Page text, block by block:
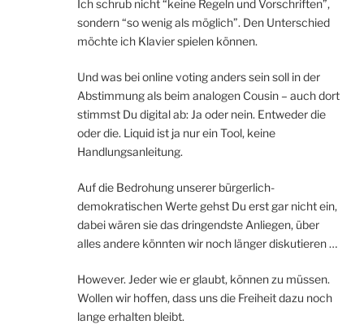
Ich schrub nicht “keine Regeln und Vorschriften”,
sondern “so wenig als möglich”. Den Unterschied
möchte ich Klavier spielen können.
Und was bei online voting anders sein soll in der
Abstimmung als beim analogen Cousin – auch dort
stimmst Du digital ab: Ja oder nein. Entweder die
oder die. Liquid ist ja nur ein Tool, keine
Handlungsanleitung.
Auf die Bedrohung unserer bürgerlich-
demokratischen Werte gehst Du erst gar nicht ein,
dabei wären sie das dringendste Anliegen, über
alles andere könnten wir noch länger diskutieren …
However. Jeder wie er glaubt, können zu müssen.
Wollen wir hoffen, dass uns die Freiheit dazu noch
lange erhalten bleibt.